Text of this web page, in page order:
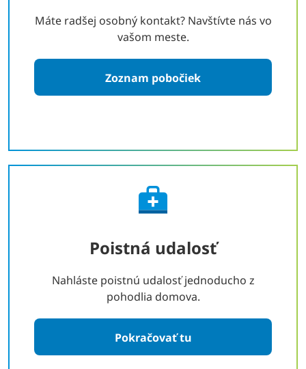
Máte radšej osobný kontakt? Navštívte nás vo
vašom meste.
Zoznam pobočiek
Poistná udalosť
Nahláste poistnú udalosť jednoducho z
pohodlia domova.
Pokračovať tu